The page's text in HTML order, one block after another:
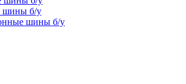
шины б/у
шины б/у